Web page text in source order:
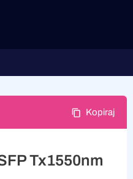
Kopiraj
Tx1550nm